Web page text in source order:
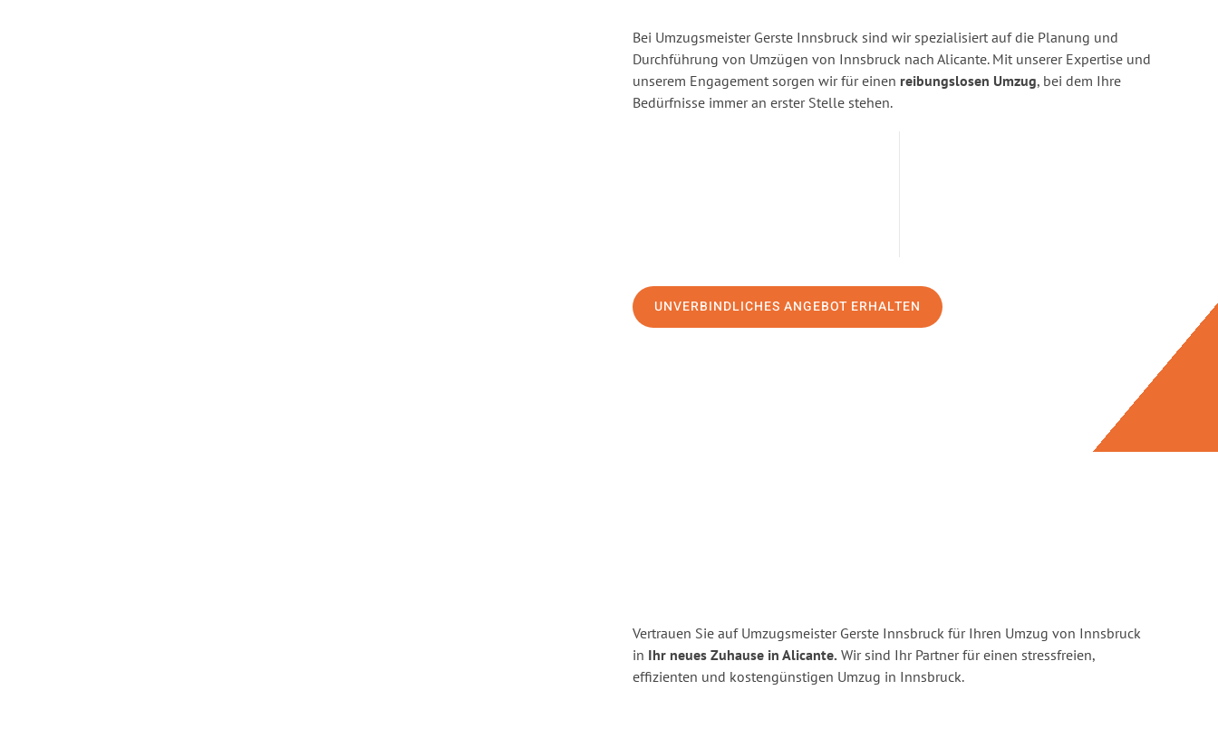
Bei Umzugsmeister Gerste Innsbruck sind wir spezialisiert auf die Planung und
Durchführung von Umzügen von Innsbruck nach Alicante. Mit unserer Expertise und
unserem Engagement sorgen wir für einen reibungslosen Umzug, bei dem Ihre
Bedürfnisse immer an erster Stelle stehen.
UNVERBINDLICHES ANGEBOT ERHALTEN
Vertrauen Sie auf Umzugsmeister Gerste Innsbruck für Ihren Umzug von Innsbruck
in Ihr neues Zuhause in Alicante. Wir sind Ihr Partner für einen stressfreien,
effizienten und kostengünstigen Umzug in Innsbruck.